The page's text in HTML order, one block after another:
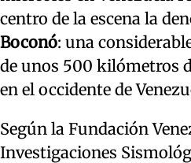
centro de la escena la
Boconó: una
de unos 500 kilómetros
en el occidente de
Según la Fundación
Investigaciones